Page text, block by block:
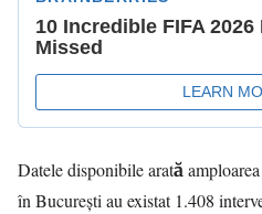
Datele disponibile arată
în București au existat 1.408